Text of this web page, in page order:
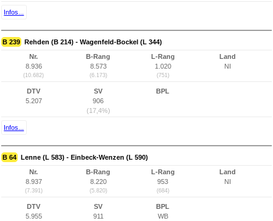
Infos...
B 239 Rehden (B 214) - Wagenfeld-Bockel (L 344)
Nr.
8.936
(10.682)
B-Rang
8.573
(6.173)
L-Rang
1.020
(751)
Land
NI
DTV
5.207
SV
906
(17,4%)
BPL
Infos...
B 64 Lenne (L 583) - Einbeck-Wenzen (L 590)
Nr.
8.937
(7.391)
B-Rang
8.220
(5.820)
L-Rang
953
(684)
Land
NI
DTV
5.955
SV
911
BPL
WB